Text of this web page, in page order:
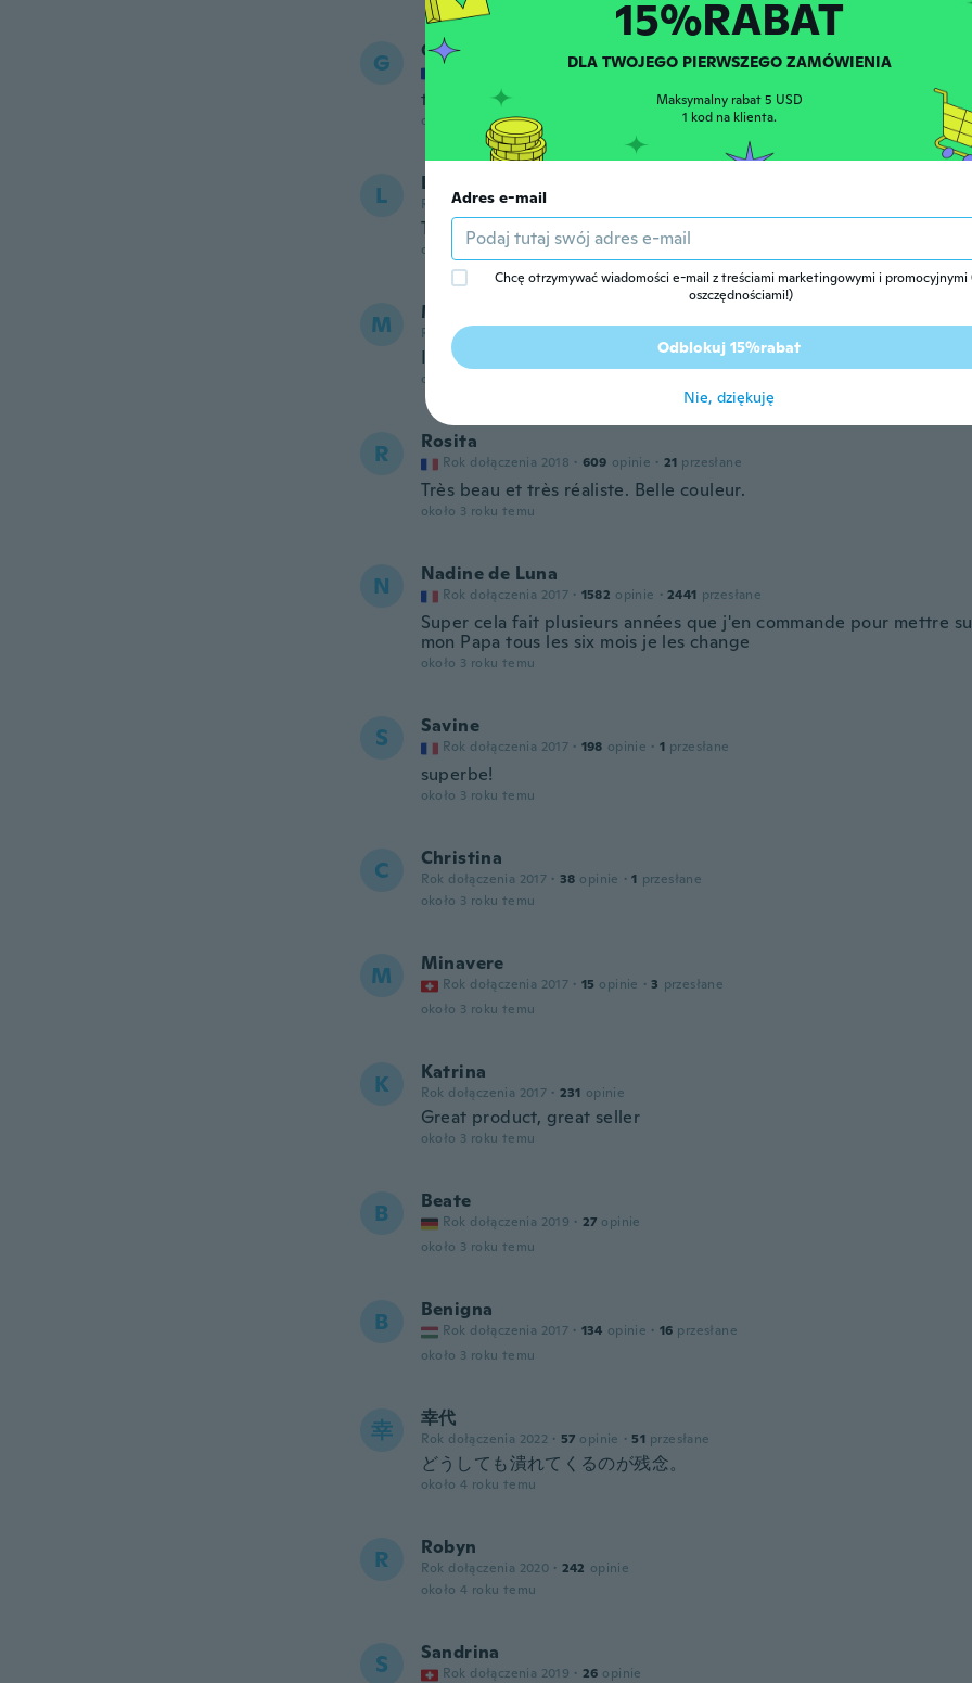
G GLADYS
Rok dołączenia 2023 · 8 opinie
très jolie je suis satisfaite merci
około 3 roku temu
L Lavene
Rok dołączenia 2017
This item hasn’t been delivered. There are 3 different items in this
około 3 roku temu
M Maxine
Rok dołączenia 2017
I am happy with the item thank you
około 3 roku temu
R Rosita
Rok dołączenia 2018 · 609 opinie · 21 przesłane
Très beau et très réaliste. Belle couleur.
około 3 roku temu
N Nadine de Luna
Rok dołączenia 2017 · 1582 opinie · 2441 przesłane
Super cela fait plusieurs années que j'en commande pour mettre
mon Papa tous les six mois je les change
około 3 roku temu
S Savine
Rok dołączenia 2017 · 198 opinie · 1 przesłane
superbe!
około 3 roku temu
C Christina
Rok dołączenia 2017 · 38 opinie · 1 przesłane
około 3 roku temu
M Minavere
Rok dołączenia 2017 · 15 opinie · 3 przesłane
około 3 roku temu
K Katrina
Rok dołączenia 2017 · 231 opinie
Great product, great seller
około 3 roku temu
B Beate
Rok dołączenia 2019 · 27 opinie
około 3 roku temu
B Benigna
Rok dołączenia 2017 · 134 opinie · 16 przesłane
około 3 roku temu
幸 幸代
Rok dołączenia 2022 · 57 opinie · 51 przesłane
どうしても潰れてくるのが残念。
około 4 roku temu
R Robyn
Rok dołączenia 2020 · 242 opinie
około 4 roku temu
S Sandrina
Rok dołączenia 2019 · 26 opinie
15%RABAT
DLA TWOJEGO PIERWSZEGO ZAMÓWIENIA
Maksymalny rabat 5 USD
1 kod na klienta.
Adres e-mail
Chcę otrzymywać wiadomości e-mail z treściami marketingowymi i
oszczędnościami!)
Odblokuj 15%rabat
Nie, dziękuję